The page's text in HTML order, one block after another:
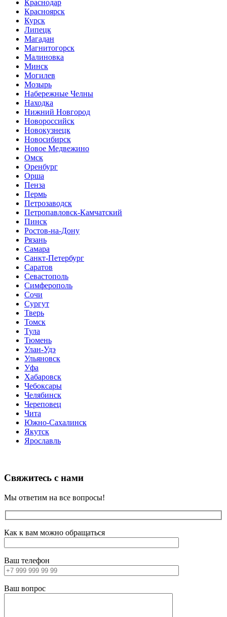
Краснодар
Красноярск
Курск
Липецк
Магадан
Магнитогорск
Малиновка
Минск
Могилев
Мозырь
Набережные Челны
Находка
Нижний Новгород
Новороссийск
Новокузнецк
Новосибирск
Новое Медвежино
Омск
Оренбург
Орша
Пенза
Пермь
Петрозаводск
Петропавловск-Камчатский
Пинск
Ростов-на-Дону
Рязань
Самара
Санкт-Петербург
Саратов
Севастополь
Симферополь
Сочи
Сургут
Тверь
Томск
Тула
Тюмень
Улан-Удэ
Ульяновск
Уфа
Хабаровск
Чебоксары
Челябинск
Череповец
Чита
Южно-Сахалинск
Якутск
Ярославль
Свяжитесь с нами
Мы ответим на все вопросы!
Как к вам можно обращаться
Ваш телефон
Ваш вопрос